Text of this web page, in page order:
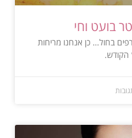
בועט וחי
בחול… כן אנחנו מריחות
הקודש.